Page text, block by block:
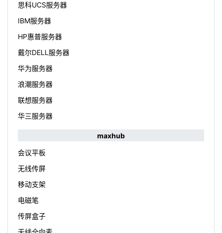
思科UCS服务器
IBM服务器
HP惠普服务器
戴尔DELL服务器
华为服务器
浪潮服务器
联想服务器
华三服务器
maxhub
会议平板
无线传屏
移动支架
电磁笔
传屏盒子